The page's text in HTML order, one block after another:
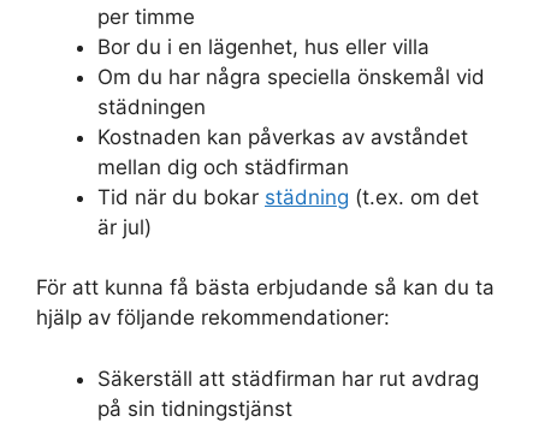
per timme
Bor du i en lägenhet, hus eller villa
Om du har några speciella önskemål vid
städningen
Kostnaden kan påverkas av avståndet
mellan dig och städfirman
Tid när du bokar städning (t.ex. om det
är jul)
För att kunna få bästa erbjudande så kan du ta
hjälp av följande rekommendationer:
Säkerställ att städfirman har rut avdrag
på sin tidningstjänst